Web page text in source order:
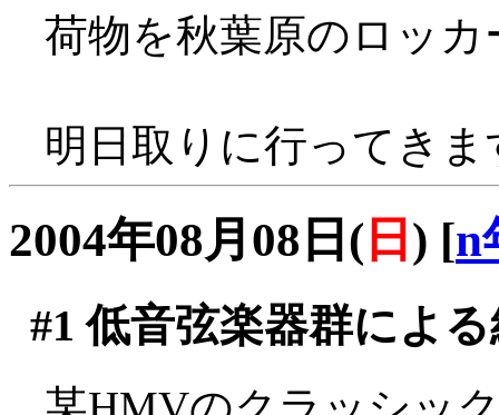
荷物を秋葉原のロッ
明日取りに行ってきま
2004年08月08日( 日 ) [n
#1 低音弦楽器群によ